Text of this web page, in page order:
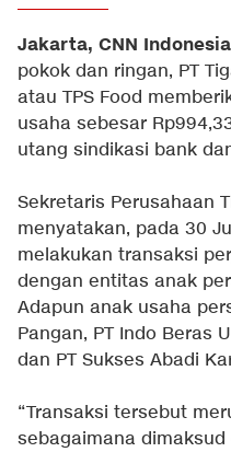
Jakarta, CNN Indonesia
pokok dan ringan, PT
atau TPS Food
usaha sebesar
utang sindikasi bank
Sekretaris Perusahaan
menyatakan, pada 30
melakukan transaksi
dengan entitas anak
Adapun anak usaha
Pangan, PT Indo Beras
dan PT Sukses Abadi
“Transaksi tersebut
sebagaimana